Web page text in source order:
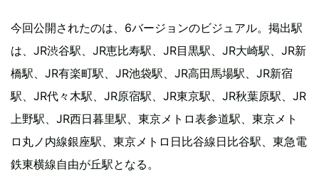
今回公開されたのは、6バージョンのビジュアル。掲出駅
は、JR渋谷駅、JR恵比寿駅、JR目黒駅、JR大崎駅、JR新
橋駅、JR有楽町駅、JR池袋駅、JR高田馬場駅、JR新宿
駅、JR代々木駅、JR原宿駅、JR東京駅、JR秋葉原駅、JR
上野駅、JR西日暮里駅、東京メトロ表参道駅、東京メト
ロ丸ノ内線銀座駅、東京メトロ日比谷線日比谷駅、東急電
鉄東横線自由が丘駅となる。